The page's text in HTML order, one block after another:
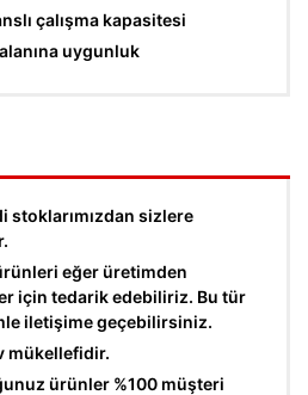
çalışma kapasitesi
uygunluk
stoklarımızdan sizlere
eğer üretimden
için tedarik edebiliriz. Bu tür
iletişime geçebilirsiniz.
mükellefidir.
ürünler %100 müşteri